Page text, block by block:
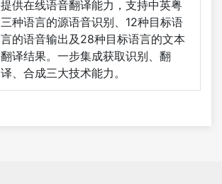
提供在线语音翻译能力，支持中英粤
三种语言的源语音识别、12种目标语
言的语音输出及28种目标语言的文本
翻译结果。一步集成获取识别、翻
译、合成三大技术能力。